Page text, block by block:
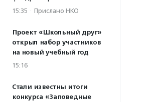
15:35 · Прислано НКО
Проект «Школьный друг»
открыл набор участников
на новый учебный год
15:16
Стали известны итоги
конкурса «Заповедные